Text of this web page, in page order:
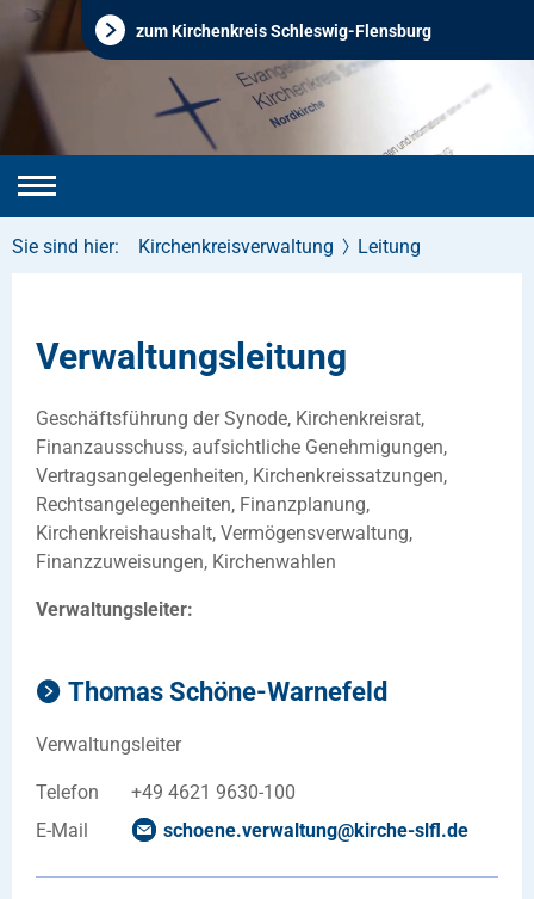
zum Kirchenkreis Schleswig-Flensburg
Sie sind hier: Kirchenkreisverwaltung Leitung
Verwaltungsleitung
Geschäftsführung der Synode, Kirchenkreisrat,
Finanzausschuss, aufsichtliche Genehmigungen,
Vertragsangelegenheiten, Kirchenkreissatzungen,
Rechtsangelegenheiten, Finanzplanung,
Kirchenkreishaushalt, Vermögensverwaltung,
Finanzzuweisungen, Kirchenwahlen
Verwaltungsleiter:
Thomas Schöne-Warnefeld
Verwaltungsleiter
Telefon
+49 4621 9630-100
E-Mail
schoene.verwaltung@kirche-slfl.de